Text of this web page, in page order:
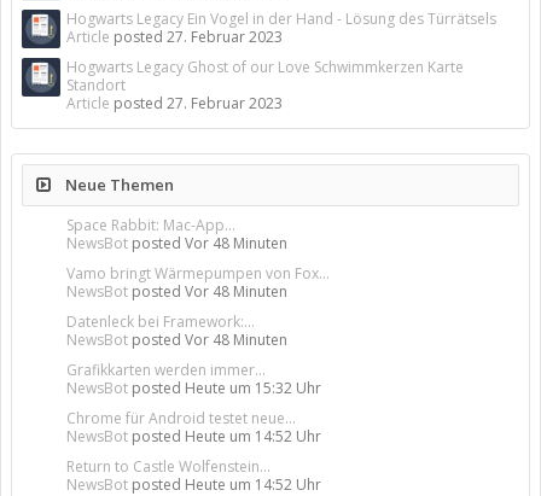
Hogwarts Legacy Ein Vogel in der Hand - Lösung des Türrätsels
Article posted 27. Februar 2023
Hogwarts Legacy Ghost of our Love Schwimmkerzen Karte
Standort
Article posted 27. Februar 2023
Neue Themen
Space Rabbit: Mac-App...
NewsBot posted Vor 48 Minuten
Vamo bringt Wärmepumpen von Fox...
NewsBot posted Vor 48 Minuten
Datenleck bei Framework:...
NewsBot posted Vor 48 Minuten
Grafikkarten werden immer...
NewsBot posted Heute um 15:32 Uhr
Chrome für Android testet neue...
NewsBot posted Heute um 14:52 Uhr
Return to Castle Wolfenstein...
NewsBot posted Heute um 14:52 Uhr